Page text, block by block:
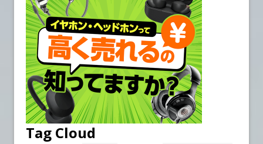
Tag Cloud